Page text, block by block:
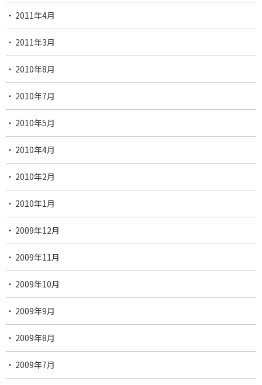
2011年4月
2011年3月
2010年8月
2010年7月
2010年5月
2010年4月
2010年2月
2010年1月
2009年12月
2009年11月
2009年10月
2009年9月
2009年8月
2009年7月